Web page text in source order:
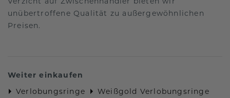
unübertroffene Qualität zu außergewöhnlichen
Preisen.
Weiter einkaufen
Verlobungsringe
Weißgold Verlobungsringe